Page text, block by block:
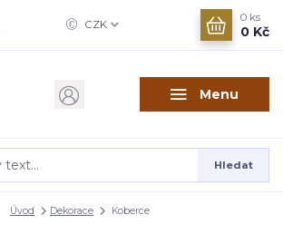
Menu
CZK
Hledat
0 ks
0 Kč
Úvod Dekorace Koberce